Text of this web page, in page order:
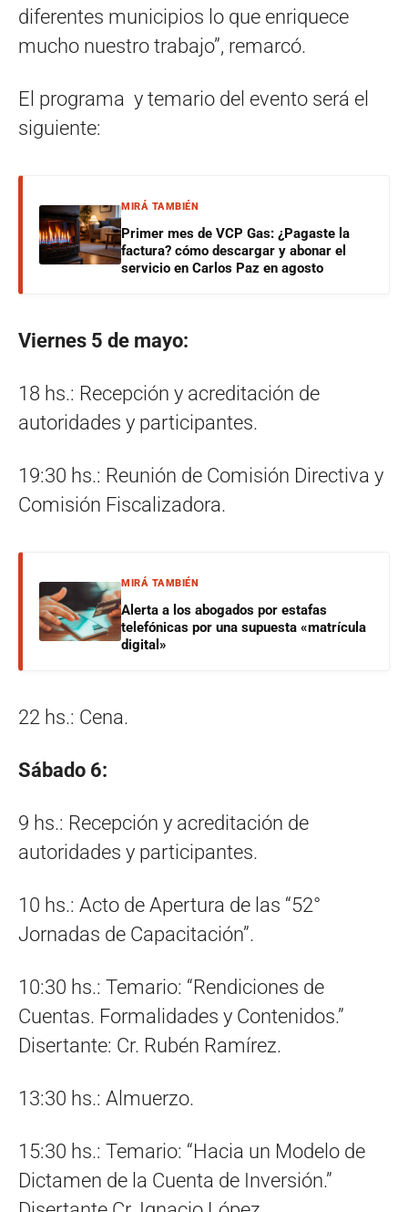
diferentes municipios lo que enriquece
mucho nuestro trabajo”, remarcó.
El programa y temario del evento será el
siguiente:
MIRÁ TAMBIÉN
Primer mes de VCP Gas: ¿Pagaste la
factura? cómo descargar y abonar el
servicio en Carlos Paz en agosto
Viernes 5 de mayo:
18 hs.: Recepción y acreditación de
autoridades y participantes.
19:30 hs.: Reunión de Comisión Directiva y
Comisión Fiscalizadora.
MIRÁ TAMBIÉN
Alerta a los abogados por estafas
telefónicas por una supuesta «matrícula
digital»
22 hs.: Cena.
Sábado 6:
9 hs.: Recepción y acreditación de
autoridades y participantes.
10 hs.: Acto de Apertura de las “52°
Jornadas de Capacitación”.
10:30 hs.: Temario: “Rendiciones de
Cuentas. Formalidades y Contenidos.”
Disertante: Cr. Rubén Ramírez.
13:30 hs.: Almuerzo.
15:30 hs.: Temario: “Hacia un Modelo de
Dictamen de la Cuenta de Inversión.”